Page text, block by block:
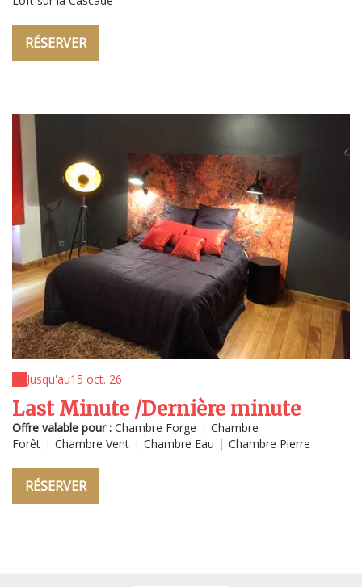
RÉSERVER
Jusqu'au15 oct. 26
Last Minute /Dernière minute
Offre valable pour : Chambre Forge | Chambre
Forêt | Chambre Vent | Chambre Eau | Chambre Pierre
RÉSERVER